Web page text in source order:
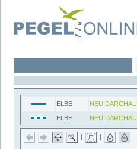
ELBE NEU DARCHAU
ELBE
NEU DARCHAU
| |